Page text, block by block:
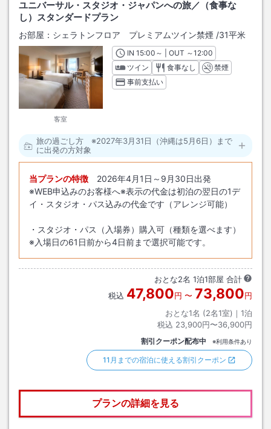
ユニバーサル・スタジオ・ジャパンへの旅／（食事な
し）スタンダードプラン
お部屋： シェラトンフロア プレミアムツイン禁煙 /31平米
客室
INチェックイン
15:00 ～ | OUT チェックアウト
～12:00
ツイン
食事なし
禁煙
事前支払い
旅の過ごし方 ※2027年3月31日（沖縄は5月6日）まで
に出発の方対象
当プランの特徴 2026年4月1日～9月30日出発
※WEB申込みのお客様へ※表示の代金は初泊の翌日の1デ
イ・スタジオ・パス込みの代金です（アレンジ可能）
・スタジオ・パス（入場券）購入可（種類を選べます）
※入場日の61日前から4日前まで選択可能です。
おとな2名 1泊1部屋 合計
税込 47,800円 〜 73,800円
おとな1名 (2名1室)｜ 1泊
税込 23,900円〜36,900円
割引クーポン配布中 ※利用条件あり
11月までの宿泊に使える割引クーポン
プランの詳細を見る